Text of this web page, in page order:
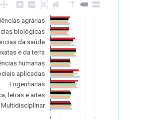
Multidisciplinar
letras e artes
Engenharias
aplicadas
humanas
e da terra
da saúde
biológicas
agrárias